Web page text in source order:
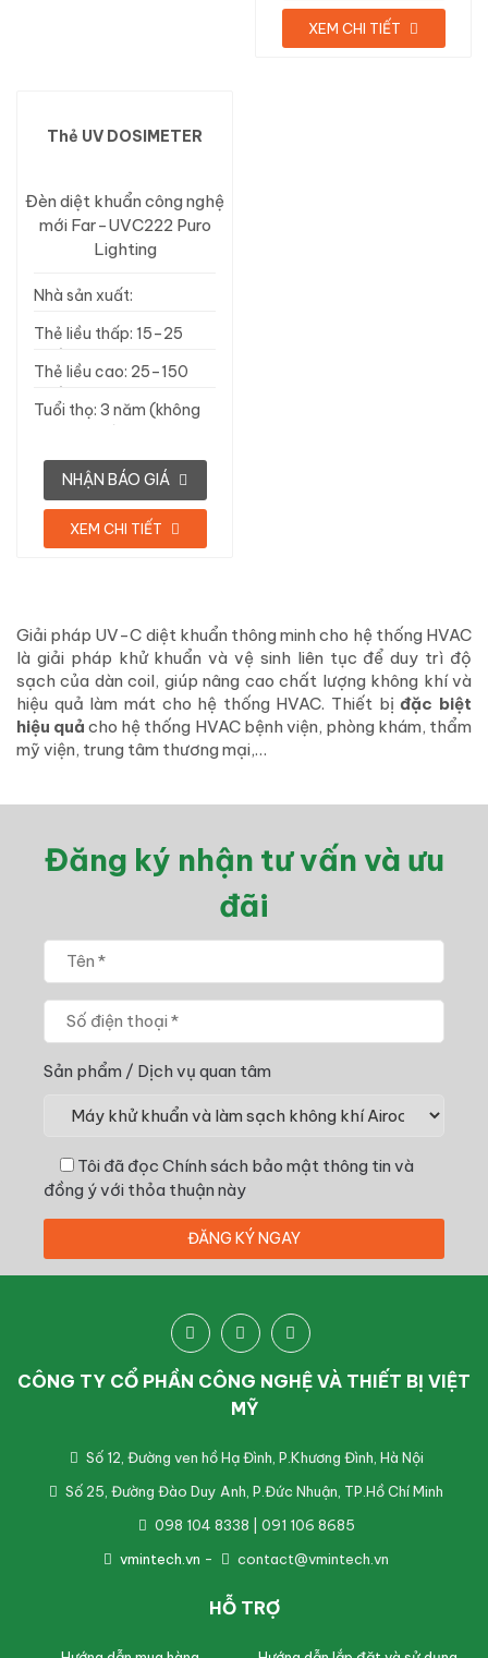
XEM CHI TIẾT
Thẻ UV DOSIMETER
Đèn diệt khuẩn công nghệ
mới Far-UVC222 Puro
Lighting
Nhà sản xuất:
Thẻ liều thấp: 15–25
Thẻ liều cao: 25–150
Tuổi thọ: 3 năm (không
NHẬN BÁO GIÁ
XEM CHI TIẾT
Giải pháp UV-C diệt khuẩn thông minh cho hệ thống HVAC
là giải pháp khử khuẩn và vệ sinh liên tục để duy trì độ
sạch của dàn coil, giúp nâng cao chất lượng không khí và
hiệu quả làm mát cho hệ thống HVAC. Thiết bịđặc biệt
hiệu quảcho hệ thống HVAC bệnh viện, phòng khám, thẩm
mỹ viện, trung tâm thương mại,…
Đăng ký nhận tư vấn và ưu
đãi
Sản phẩm / Dịch vụ quan tâm
Tôi đã đọc Chính sách bảo mật thông tin và
đồng ý với thỏa thuận này
CÔNG TY CỔ PHẦN CÔNG NGHỆ VÀ THIẾT BỊ VIỆT
MỸ
Số 12, Đường ven hồ Hạ Đình, P.Khương Đình, Hà Nội
Số 25, Đường Đào Duy Anh, P.Đức Nhuận, TP.Hồ Chí Minh
098 104 8338 | 091 106 8685
vmintech.vn - contact@vmintech.vn
HỖ TRỢ